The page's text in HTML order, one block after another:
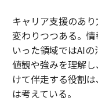
キャリア支援のあ
変わりつつある。
いった領域ではAI
値観や強みを理解
けて伴走する役割
は考えている。